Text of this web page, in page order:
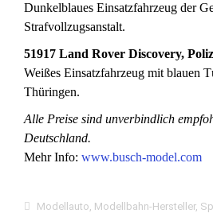
Dunkelblaues Einsatzfahrzeug der
Strafvollzugsanstalt.
51917 Land Rover Discovery,
Weißes Einsatzfahrzeug mit blauen
Thüringen.
Alle Preise sind unverbindlich
Deutschland.
Mehr Info: www.busch-model.com
Modellauto, Modellbahn-Hersteller,